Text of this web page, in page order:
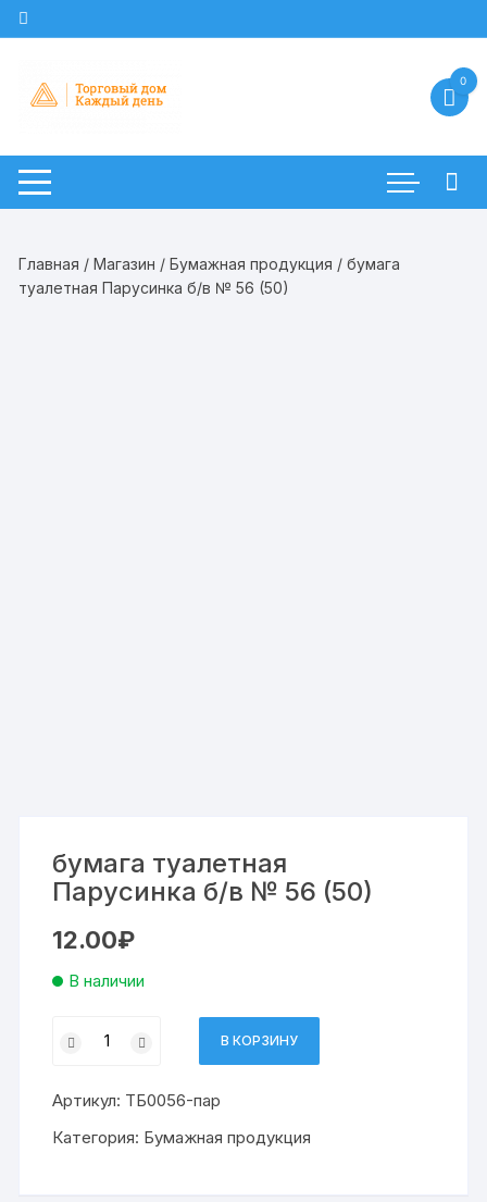
Перейти
к
0
Главная /Магазин /Бумажная продукция / бумага
туалетная Парусинка б/в № 56 (50)
бумага туалетная
Парусинка б/в № 56 (50)
12.00₽
В наличии
товара
туалетная
Парусинка
В КОРЗИНУ
Артикул: ТБ0056-пар
Категория: Бумажная продукция